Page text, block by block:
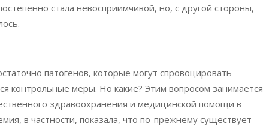
стала невосприимчивой, но, с другой стороны,
патогенов, которые могут спровоцировать
контрольные меры. Но какие? Этим вопросом занимается
здравоохранения и медицинской помощи в
в частности, показала, что по-прежнему существует